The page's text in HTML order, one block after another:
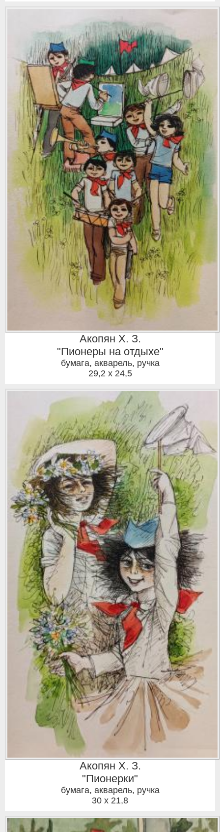
Акопян Х. З.
"Пионеры на отдыхе"
бумага, акварель, ручка
29,2 x 24,5
Акопян Х. З.
"Пионерки"
бумага, акварель, ручка
30 x 21,8